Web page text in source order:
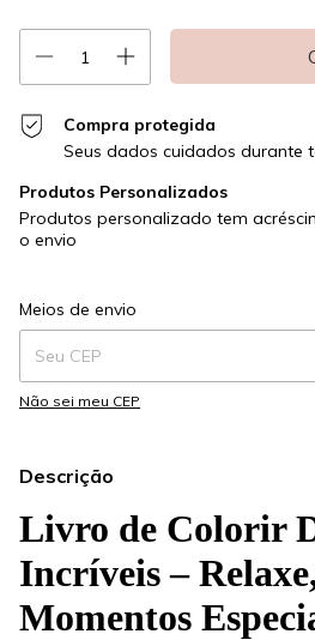
Compra protegida
Seus dados cuidados durante
Produtos Personalizados
Produtos personalizado tem
o envio
Entregas para o CEP:
Meios de envio
Não sei meu CEP
Descrição
Livro de Colorir
Incríveis –
Momentos